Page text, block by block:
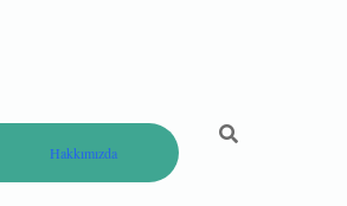
Hakkımızda